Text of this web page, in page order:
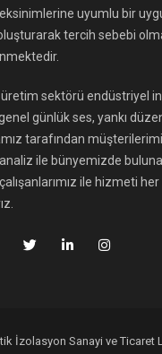
uyumlu bir
tercih sebebi
sektörü endüstriyel
günlük ses, yankı
tarafından
ile bünyemizde
ile hizmeti
İzolasyon Sanayi ve Ticaret